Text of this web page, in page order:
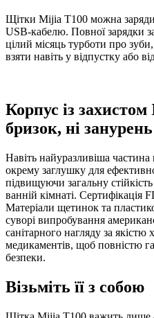
Щітки Mijia T100 можна
USB-кабелю. Повної зарядки
цілий місяць турботи про
взяти навіть у відпустку або
Корпус із захистом
бризок, ні занурень
Навіть найуразливіша
окрему заглушку для
підвищуючи загальну
ванній кімнаті. Сертифікація
Матеріали щетинок та
суворі випробування
санітарного нагляду за якістю
медикаментів, щоб повністю
безпеки.
Візьміть її з собою